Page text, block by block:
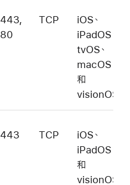
443,
80
TCP
iOS、
iPadOS、
tvOS、
macOS
和
visionOS
443 TCP
iOS、
iPadOS、
和
visionOS